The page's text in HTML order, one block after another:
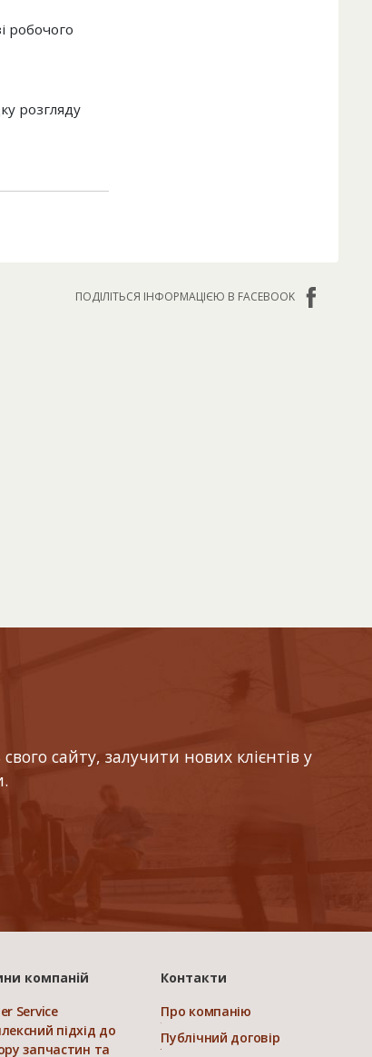
робочого
розгляду
ПОДІЛІТЬСЯ ІНФОРМАЦІЄЮ В FACEBOOK
сайту, залучити нових клієнтів у
компаній
Service
підхід до
запчастин та
Контакти
Про компанію
Публічний договір